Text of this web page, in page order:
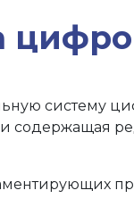
систему
содержащая